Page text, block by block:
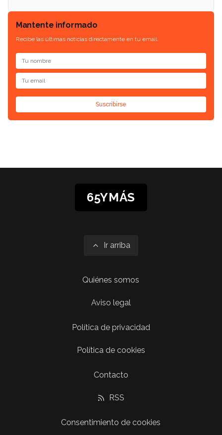
Mantente informado
Recibe las últimas noticias directamente en tu email.
Suscribirse
65YMÁS
Ir arriba
Quiénes somos
Aviso legal
Política de privacidad
Política de cookies
Contacto
RSS
Consentimiento de cookies